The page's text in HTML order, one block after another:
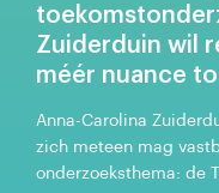
Zuiderduin wil
méér nuance
Anna-Carolina
zich meteen mag
onderzoeksthema: de